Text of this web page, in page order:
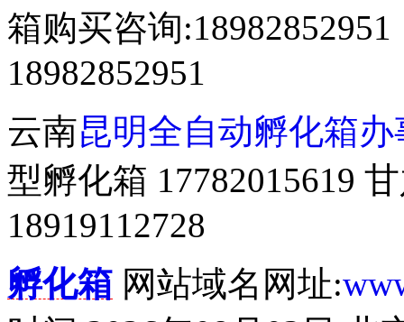
箱购买咨询
18982852951
云南昆明全自动孵化箱办
型孵化箱 17782015619
18919112728
孵化箱 网站域名网址: